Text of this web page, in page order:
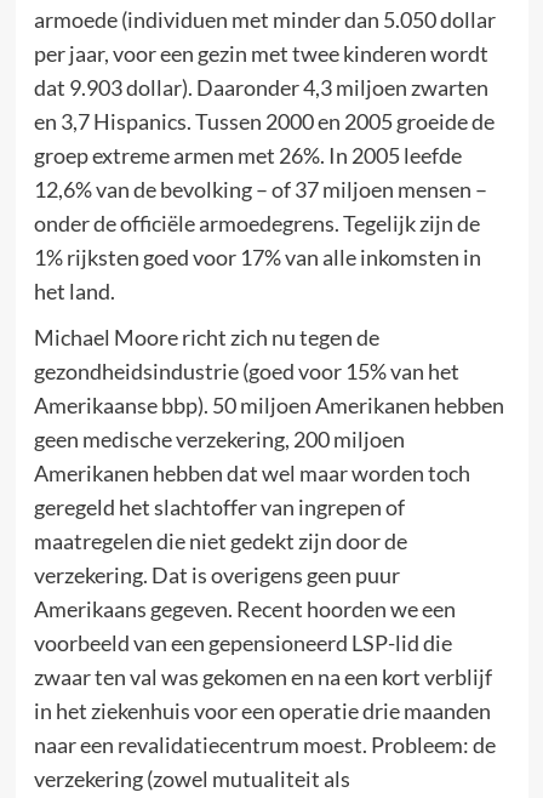
armoede (individuen met minder dan 5.050 dollar
per jaar, voor een gezin met twee kinderen wordt
dat 9.903 dollar). Daaronder 4,3 miljoen zwarten
en 3,7 Hispanics. Tussen 2000 en 2005 groeide de
groep extreme armen met 26%. In 2005 leefde
12,6% van de bevolking – of 37 miljoen mensen –
onder de officiële armoedegrens. Tegelijk zijn de
1% rijksten goed voor 17% van alle inkomsten in
het land.
Michael Moore richt zich nu tegen de
gezondheidsindustrie (goed voor 15% van het
Amerikaanse bbp). 50 miljoen Amerikanen hebben
geen medische verzekering, 200 miljoen
Amerikanen hebben dat wel maar worden toch
geregeld het slachtoffer van ingrepen of
maatregelen die niet gedekt zijn door de
verzekering. Dat is overigens geen puur
Amerikaans gegeven. Recent hoorden we een
voorbeeld van een gepensioneerd LSP-lid die
zwaar ten val was gekomen en na een kort verblijf
in het ziekenhuis voor een operatie drie maanden
naar een revalidatiecentrum moest. Probleem: de
verzekering (zowel mutualiteit als